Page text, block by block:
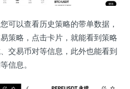
可以查看历史策略的带单数据，
策略，点击卡片，就能看到策略
交易币对等信息，此外也能看到
信息。